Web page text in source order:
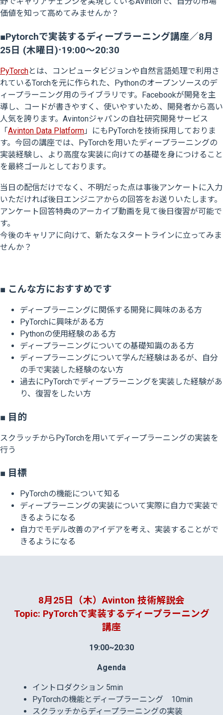
価値を知って高めてみませんか？
■Pytorchで実装するディープラーニング講座／8月
25日 (木曜日)⋅19:00～20:30
PyTorchとは、コンピュータビジョンや自然言語処理で利用さ
れているTorchを元に作られた、Pythonのオープンソースのデ
ィープラーニング用のライブラリです。Facebookが開発を主
導し、コードが書きやすく、使いやすいため、開発者から高い
人気を誇ります。Avintonジャパンの自社研究開発サービス
「Avinton Data Platform 」にもPyTorchを技術採用しておりま
す。今回の講座では、PyTorchを用いたディープラーニングの
実装経験し、より高度な実装に向けての基礎を身につけること
を最終ゴールとしております。
当日の配信だけでなく、不明だった点は事後アンケートに入力
いただければ後日エンジニアからの回答をお送りいたします。
アンケート回答特典のアーカイブ動画を見て後日復習が可能で
す。
今後のキャリアに向けて、新たなスタートラインに立ってみま
せんか？
■ こんな方におすすめです
ディープラーニングに関係する開発に興味のある方
PyTorchに興味がある方
Pythonの使用経験のある方
ディープラーニングについての基礎知識のある方
ディープラーニングについて学んだ経験はあるが、自分
の手で実装した経験のない方
過去にPyTorchでディープラーニングを実装した経験があ
り、復習をしたい方
■ 目的
スクラッチからPyTorchを用いてディープラーニングの実装を
行う
■ 目標
PyTorchの機能について知る
ディープラーニングの実装について実際に自力で実装で
きるようになる
自力でモデル改善のアイデアを考え、実装することがで
きるようになる
8月25日（木）Avinton 技術解説会
Topic: PyTorchで実装するディープラーニング
講座
19:00~20:30
Agenda
イントロダクション 5min
PyTorchの機能とディープラーニング 10min
スクラッチからディープラーニングの実装